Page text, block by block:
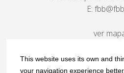
This website uses its own and
your navigation experience
E:
ver